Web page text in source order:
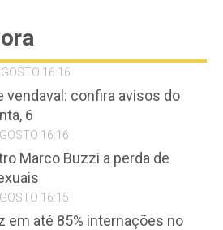
16:16
vendaval: confira avisos do
6
16:16
Marco Buzzi a perda de
16:15
em até 85% internações no